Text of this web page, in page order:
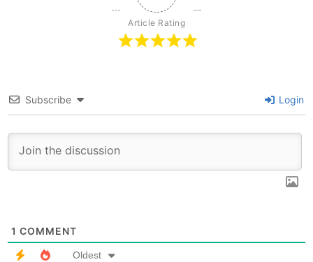
Article Rating
Subscribe Login
1 COMMENT
Oldest